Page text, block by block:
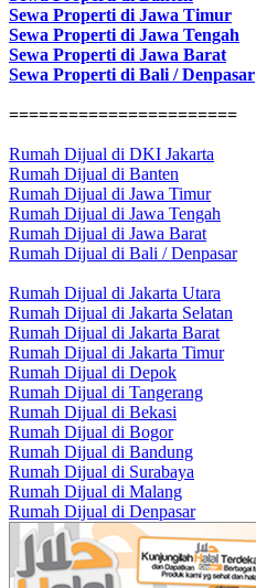
Sewa Properti di Jawa Timur
Sewa Properti di Jawa Tengah
Sewa Properti di Jawa Barat
Sewa Properti di Bali / Denpasar
=======================
Rumah Dijual di DKI Jakarta
Rumah Dijual di Banten
Rumah Dijual di Jawa Timur
Rumah Dijual di Jawa Tengah
Rumah Dijual di Jawa Barat
Rumah Dijual di Bali / Denpasar
Rumah Dijual di Jakarta Utara
Rumah Dijual di Jakarta Selatan
Rumah Dijual di Jakarta Barat
Rumah Dijual di Jakarta Timur
Rumah Dijual di Depok
Rumah Dijual di Tangerang
Rumah Dijual di Bekasi
Rumah Dijual di Bogor
Rumah Dijual di Bandung
Rumah Dijual di Surabaya
Rumah Dijual di Malang
Rumah Dijual di Denpasar